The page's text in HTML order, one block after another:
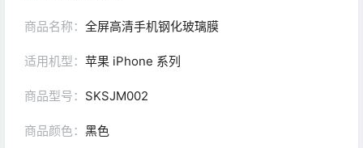
商品名称： 全屏高清手机钢化玻璃膜
适用机型： 苹果 iPhone 系列
商品型号： SKSJM002
商品颜色： 黑色